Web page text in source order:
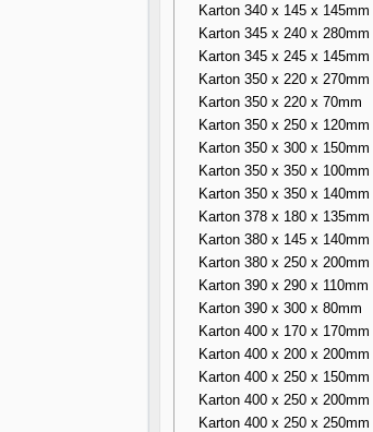
Karton 340 x 145 x 145mm
Karton 345 x 240 x 280mm
Karton 345 x 245 x 145mm
Karton 350 x 220 x 270mm
Karton 350 x 220 x 70mm
Karton 350 x 250 x 120mm
Karton 350 x 300 x 150mm
Karton 350 x 350 x 100mm
Karton 350 x 350 x 140mm
Karton 378 x 180 x 135mm
Karton 380 x 145 x 140mm
Karton 380 x 250 x 200mm
Karton 390 x 290 x 110mm
Karton 390 x 300 x 80mm
Karton 400 x 170 x 170mm
Karton 400 x 200 x 200mm
Karton 400 x 250 x 150mm
Karton 400 x 250 x 200mm
Karton 400 x 250 x 250mm